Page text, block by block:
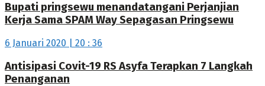
Bupati pringsewu menandatangani Perjanjian
Kerja Sama SPAM Way Sepagasan Pringsewu
6 Januari 2020 | 20 : 36
Antisipasi Covit-19 RS Asyfa Terapkan 7 Langkah
Penanganan